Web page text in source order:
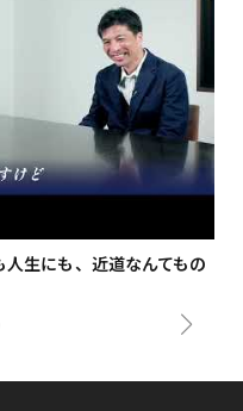
人生にも、近道なんてもの